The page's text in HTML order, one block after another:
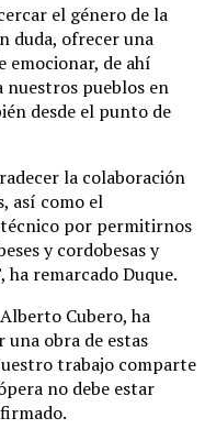
el género de la
duda, ofrecer una
emocionar, de ahí
nuestros pueblos en
desde el punto de
la colaboración
así como el
por permitirnos
y cordobesas y
remarcado Duque.
Cubero, ha
obra de estas
trabajo comparte
no debe estar